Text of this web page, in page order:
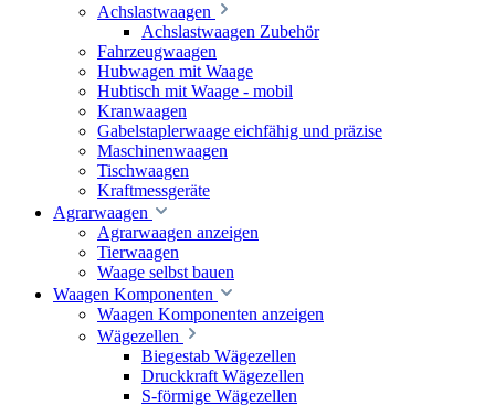
Achslastwaagen
Achslastwaagen Zubehör
Fahrzeugwaagen
Hubwagen mit Waage
Hubtisch mit Waage - mobil
Kranwaagen
Gabelstaplerwaage eichfähig und präzise
Maschinenwaagen
Tischwaagen
Kraftmessgeräte
Agrarwaagen
Agrarwaagen anzeigen
Tierwaagen
Waage selbst bauen
Waagen Komponenten
Waagen Komponenten anzeigen
Wägezellen
Biegestab Wägezellen
Druckkraft Wägezellen
S-förmige Wägezellen